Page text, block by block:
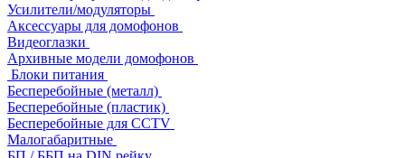
Усилители/модуляторы
Аксессуары для домофонов
Видеоглазки
Архивные модели домофонов
Блоки питания
Бесперебойные (металл)
Бесперебойные (пластик)
Бесперебойные для CCTV
Малогабаритные